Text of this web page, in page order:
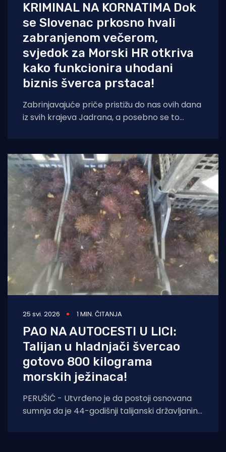
KRIMINAL NA KORNATIMA Dok
se Slovenac prkosno hvali
zabranjenom večerom,
svjedok za Morski HR otkriva
kako funkcionira uhodani
biznis šverca prstaca!
Zabrinjavajuće priče pristižu do nas ovih dana
iz svih krajeva Jadrana, a posebno se to
25 svi. 2026 1 MIN. ČITANJA
PAO NA AUTOCESTI U LICI:
Talijan u hladnjači švercao
gotovo 800 kilograma
morskih ježinaca!
PERUŠIĆ - Utvrđeno je da postoji osnovana
sumnja da je 44-godišnji talijanski državljanin